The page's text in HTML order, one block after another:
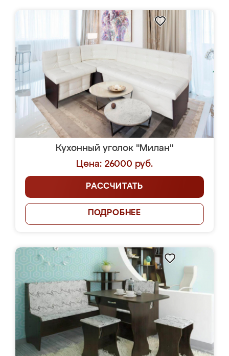
Кухонный уголок "Милан"
Цена: 26000 руб.
РАССЧИТАТЬ
ПОДРОБНЕЕ